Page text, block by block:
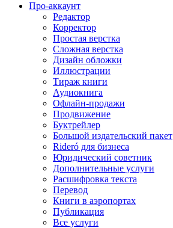
Про-аккаунт
Редактор
Корректор
Простая верстка
Сложная верстка
Дизайн обложки
Иллюстрации
Тираж книги
Аудиокнига
Офлайн-продажи
Продвижение
Буктрейлер
Большой издательский пакет
Rideró для бизнеса
Юридический советник
Дополнительные услуги
Расшифровка текста
Перевод
Книги в аэропортах
Публикация
Все услуги